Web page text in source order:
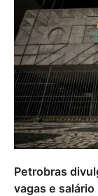
Petrobras
vagas e salário